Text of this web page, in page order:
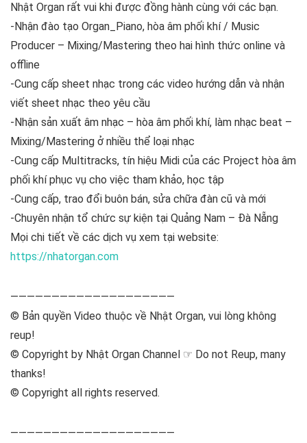
Nhật Organ rất vui khi được đồng hành cùng với các bạn.
-Nhận đào tạo Organ_Piano, hòa âm phối khí / Music
Producer – Mixing/Mastering theo hai hình thức online và
offline
-Cung cấp sheet nhạc trong các video hướng dẫn và nhận
viết sheet nhạc theo yêu cầu
-Nhận sản xuất âm nhạc – hòa âm phối khí, làm nhạc beat –
Mixing/Mastering ở nhiều thể loại nhạc
-Cung cấp Multitracks, tín hiệu Midi của các Project hòa âm
phối khí phục vụ cho việc tham khảo, học tập
-Cung cấp, trao đổi buôn bán, sửa chữa đàn cũ và mới
-Chuyên nhận tổ chức sự kiện tại Quảng Nam – Đà Nẵng
Mọi chi tiết về các dịch vụ xem tại website:
https://nhatorgan.com
————————————————————
© Bản quyền Video thuộc về Nhật Organ, vui lòng không
reup!
© Copyright by Nhật Organ Channel ☞ Do not Reup, many
thanks!
© Copyright all rights reserved.
————————————————————